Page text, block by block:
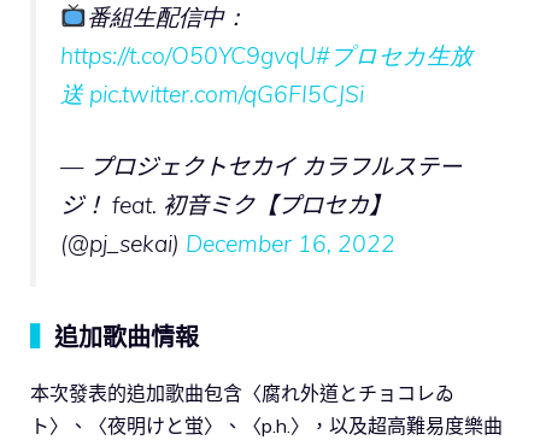
番組生配信中：
https://t.co/O50YC9gvqU#プロセカ生放
送 pic.twitter.com/qG6FI5CJSi
— プロジェクトセカイ カラフルステー
ジ！ feat. 初音ミク【プロセカ】
(@pj_sekai) December 16, 2022
追加歌曲情報
本次發表的追加歌曲包含〈腐れ外道とチョコレゐ
ト〉、〈夜明けと蛍〉、〈p.h.〉，以及超高難易度樂曲